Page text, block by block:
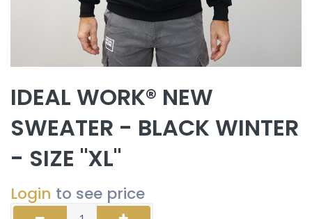
IDEAL WORK® NEW
SWEATER - BLACK WINTER
- SIZE "XL"
Login to see price